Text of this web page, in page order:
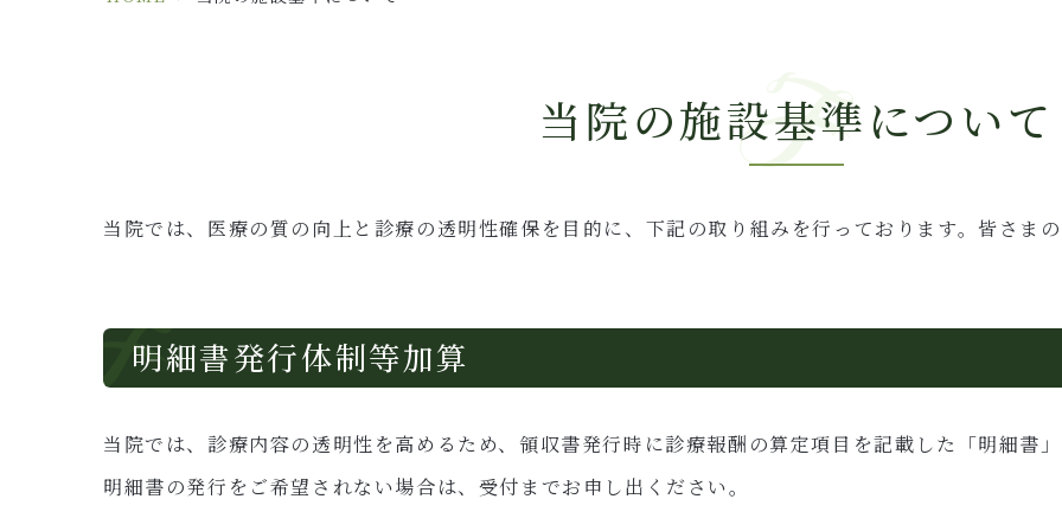
当院の施設基準について
当院では、医療の質の向上と診療の透明性確保を目的に、下記の取り組みを行っております。皆さま
明細書発行体制等加算
当院では、診療内容の透明性を高めるため、領収書発行時に診療報酬の算定項目を記載した「明細書
明細書の発行をご希望されない場合は、受付までお申し出ください。